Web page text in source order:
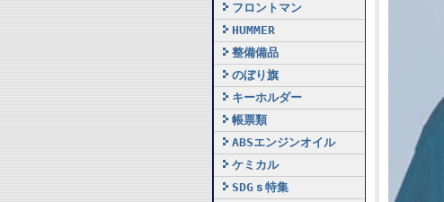
フロントマン
HUMMER
整備備品
のぼり旗
キーホルダー
帳票類
ABSエンジンオイル
ケミカル
SDGｓ特集